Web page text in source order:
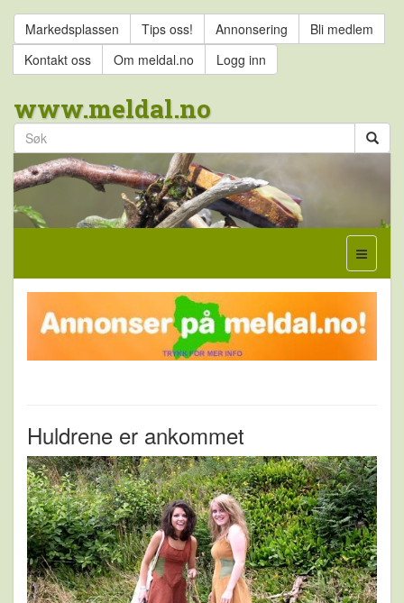
Markedsplassen Tips oss! Annonsering
Bli medlem
Kontakt oss
Om meldal.no Logg inn
www.meldal.no
Huldrene er ankommet